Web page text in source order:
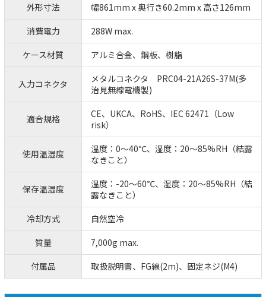
外形寸法
幅861mm x 奥行き60.2mm x 高さ126mm
消費電力
288W max.
ケース材質
アルミ合金、鋼板、樹脂
入力コネクタ
メタルコネクタ PRC04-21A26S-37M(多
治見無線電機製)
適合規格
CE、UKCA、RoHS、IEC 62471（Low
risk）
使用温湿度
温度：0～40℃、湿度：20～85%RH（結露
なきこと）
保存温湿度
温度：-20～60℃、湿度：20～85%RH（結
露なきこと）
冷却方式
自然空冷
質量
7,000g max.
付属品
取扱説明書、FG線(2m)、固定ネジ(M4)